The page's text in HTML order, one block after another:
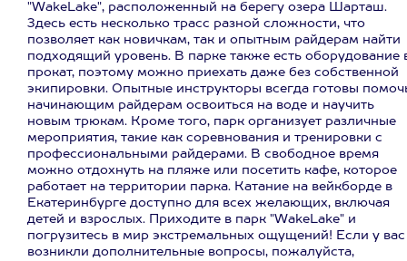
"WakeLake", расположенный на берегу озера Шарташ.
Здесь есть несколько трасс разной сложности, что
позволяет как новичкам, так и опытным райдерам найти
подходящий уровень. В парке также есть оборудование
прокат, поэтому можно приехать даже без собственной
экипировки. Опытные инструкторы всегда готовы
начинающим райдерам освоиться на воде и научить
новым трюкам. Кроме того, парк организует различные
мероприятия, такие как соревнования и тренировки с
профессиональными райдерами. В свободное время
можно отдохнуть на пляже или посетить кафе, которое
работает на территории парка. Катание на вейкборде в
Екатеринбурге доступно для всех желающих, включая
детей и взрослых. Приходите в парк "WakeLake" и
погрузитесь в мир экстремальных ощущений! Если у вас
возникли дополнительные вопросы, пожалуйста,